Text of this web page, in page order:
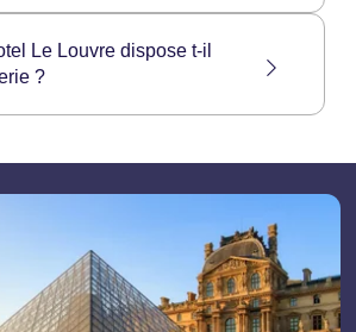
est en supplément (sauf offre
est de 17€ par personne et
enfants de moins de 12 ans.
petit-déjeuner inclus dès
le 5€ moins cher !
Le Louvre dispose t-il
?